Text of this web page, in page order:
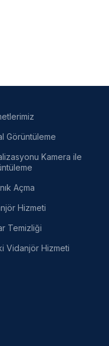
Görüntüleme
Kamera ile
Açma
Hizmeti
Temizliği
Vidanjör Hizmeti